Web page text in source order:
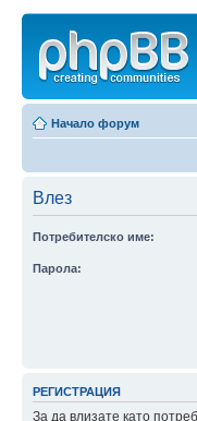
Начало форум
Влез
Потребителско име:
Парола:
РЕГИСТРАЦИЯ
За да влизате като